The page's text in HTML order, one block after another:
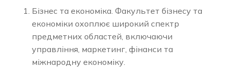
Бізнес та економіка. Факультет бізнесу та
економіки охоплює широкий спектр
предметних областей, включаючи
управління, маркетинг, фінанси та
міжнародну економіку.